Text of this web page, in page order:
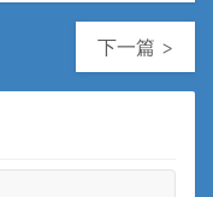
下一篇 >